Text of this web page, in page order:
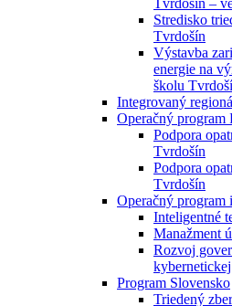
Tvrdošín –
Stredisko
Tvrdošín
Výstavba
energie na
školu
Integrovaný
Operačný program
Podpora
Tvrdošín
Podpora
Tvrdošín
Operačný program
Inteligentné
Manažment
Rozvoj
Program Slovensko
Triedený